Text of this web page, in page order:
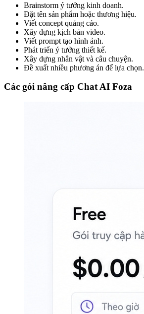
Brainstorm ý tưởng kinh doanh.
Đặt tên sản phẩm hoặc thương hiệu.
Viết concept quảng cáo.
Xây dựng kịch bản video.
Viết prompt tạo hình ảnh.
Phát triển ý tưởng thiết kế.
Xây dựng nhân vật và câu chuyện.
Đề xuất nhiều phương án để lựa chọn.
Các gói nâng cấp Chat AI Foza